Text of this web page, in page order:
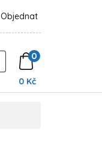
Objednat
0
0 Kč